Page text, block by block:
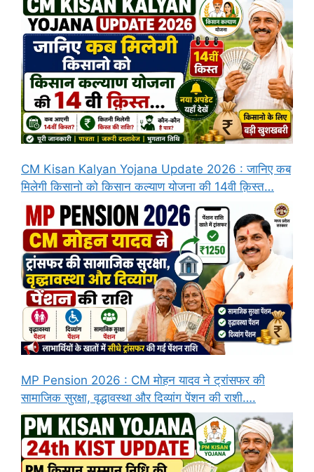
CM Kisan Kalyan Yojana Update 2026 : जानिए कब
मिलेगी किसानो को किसान कल्याण योजना की 14वी क़िस्त…
MP Pension 2026 : CM मोहन यादव ने ट्रांसफर की
सामाजिक सुरक्षा, वृद्धावस्था और दिव्यांग पेंशन की राशी….